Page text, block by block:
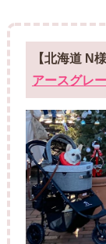
【北海道 N
アースグレー